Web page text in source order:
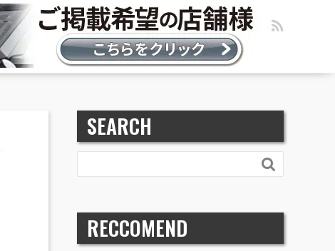
SEARCH

RECCOMEND